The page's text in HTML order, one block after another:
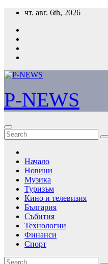
Skip
content
чт. авг. 6th, 2026
P-NEWS
Начало
Новини
Музика
Туризъм
Кино и телевизия
България
Събития
Технологии
Финанси
Спорт